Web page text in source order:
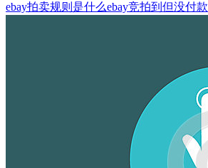
ebay拍卖规则是什么ebay竞拍到但没付款